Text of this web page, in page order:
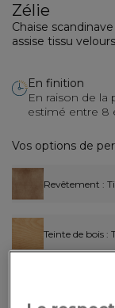
Zélie
Chaise
assise tissu
En finition
En raison de la
estimé entre 8
Vos options de
Revêtement :
Teinte de bois :